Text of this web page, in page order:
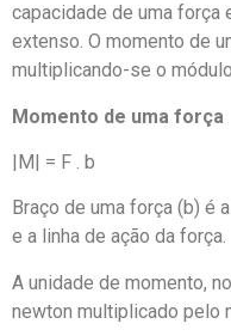
capacidade de uma força
extenso. O momento de
multiplicando-se o
Momento de uma força
|M| = F . b
Braço de uma força (b) é
e a linha de ação da força.
A unidade de momento,
newton multiplicado pelo